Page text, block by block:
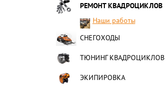
РЕМОНТ КВАДРОЦИКЛОВ
Наши работы
СНЕГОХОДЫ
ТЮНИНГ КВАДРОЦИКЛОВ
ЭКИПИРОВКА